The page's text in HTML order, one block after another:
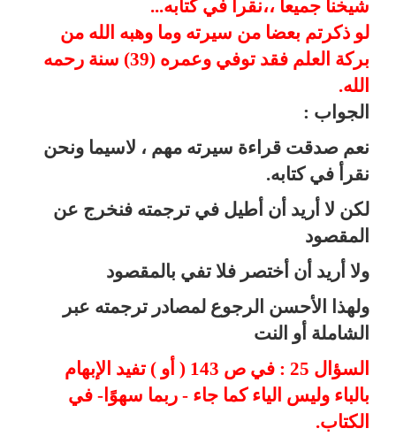
شيخنا جميعا ،،نقرأ في كتابه...
لو ذكرتم بعضا من سيرته وما وهبه الله من
بركة العلم فقد توفي وعمره (39) سنة رحمه
الله.
الجواب :
نعم صدقت قراءة سيرته مهم ، لاسيما ونحن
نقرأ في كتابه.
لكن لا أريد أن أطيل في ترجمته فنخرج عن
المقصود
ولا أريد أن أختصر فلا تفي بالمقصود
ولهذا الأحسن الرجوع لمصادر ترجمته عبر
الشاملة أو النت
السؤال 25 : في ص 143 ( أو ) تفيد الإبهام
بالباء وليس الياء كما جاء - ربما سهوًا- في
الكتاب.